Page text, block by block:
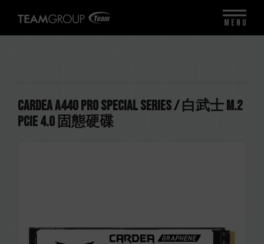
CARDEA A440 Pro Special Series / 白武士 M.2
PCIe 4.0 固態硬碟
MENU